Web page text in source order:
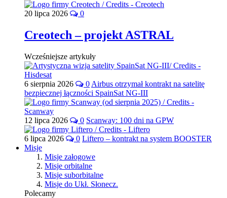
20 lipca 2026 0
Creotech – projekt ASTRAL
Wcześniejsze artykuły
6 sierpnia 2026 0 Airbus otrzymał kontrakt na satelitę
bezpiecznej łączności SpainSat NG-III
12 lipca 2026 0 Scanway: 100 dni na GPW
6 lipca 2026 0 Liftero – kontrakt na system BOOSTER
Misje
Misje załogowe
Misje orbitalne
Misje suborbitalne
Misje do Ukł. Słonecz.
Polecamy